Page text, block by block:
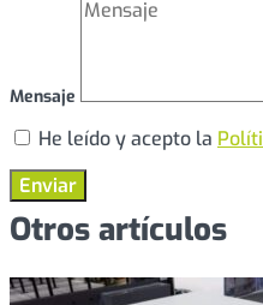
Mensaje
He leído y acepto la
Enviar
Otros artículos